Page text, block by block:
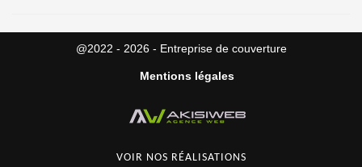
VOIR NOS RÉALISATIONS
@2022 - 2026 - Entreprise de couverture
Mentions légales